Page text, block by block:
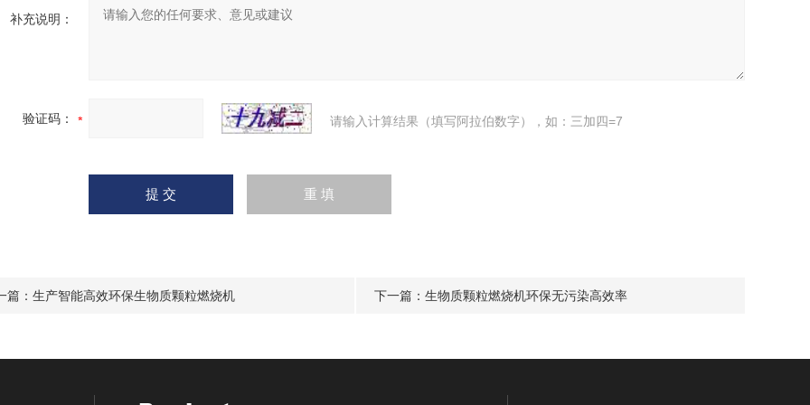
补充说明：
验证码： 请输入计算结果（填写阿拉伯数字），如：三加四=7
篇： 生产智能高效环保生物质颗粒燃烧机 下一篇： 生物质颗粒燃烧机环保无污染高效率